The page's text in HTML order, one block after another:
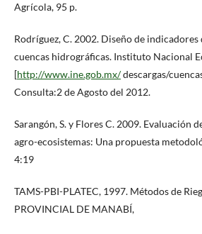
Agrícola, 95 p.
Rodríguez, C. 2002. Diseño de
cuencas hidrográficas. Instituto Nacional
[http://www.ine.gob.mx/descargas/
Consulta:2 de Agosto del 2012.
Sarangón, S. y Flores C. 2009. Evaluación
agro-ecosistemas: Una propuesta
4:19
TAMS-PBI-PLATEC, 1997. Métodos de
PROVINCIAL DE MANABÍ,